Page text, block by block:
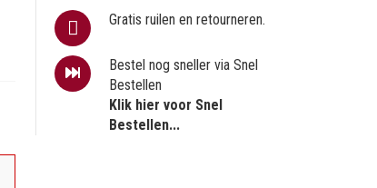
Gratis ruilen en retourneren.
Bestel nog sneller via Snel
Bestellen
Klik hier voor Snel
Bestellen...